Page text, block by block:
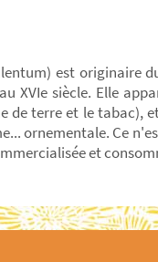
est originaire
XVIe siècle. Elle
de terre et le tabac),
ornementale. Ce
et